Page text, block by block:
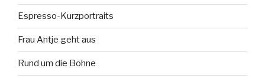
Espresso-Kurzportraits
Frau Antje geht aus
Rund um die Bohne